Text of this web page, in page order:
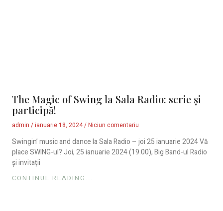
The Magic of Swing la Sala Radio: scrie și
participă!
admin ianuarie 18, 2024 Niciun comentariu
Swingin’ music and dance la Sala Radio – joi 25 ianuarie 2024 Vă
place SWING-ul? Joi, 25 ianuarie 2024 (19.00), Big Band-ul Radio
și invitații
CONTINUE READING...